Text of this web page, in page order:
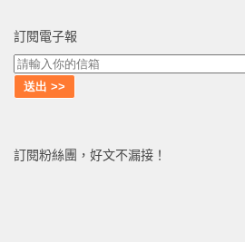
訂閱電子報
訂閱粉絲團，好文不漏接！